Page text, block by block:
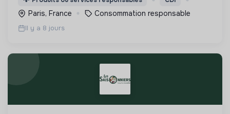
Paris, France Consommation responsable
Il y a 8 jours